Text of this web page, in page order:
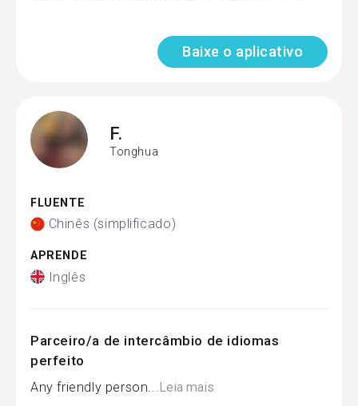
Baixe o aplicativo
F.
Tonghua
FLUENTE
Chinês (simplificado)
APRENDE
Inglês
Parceiro/a de intercâmbio de idiomas
perfeito
Any friendly person... Leia mais